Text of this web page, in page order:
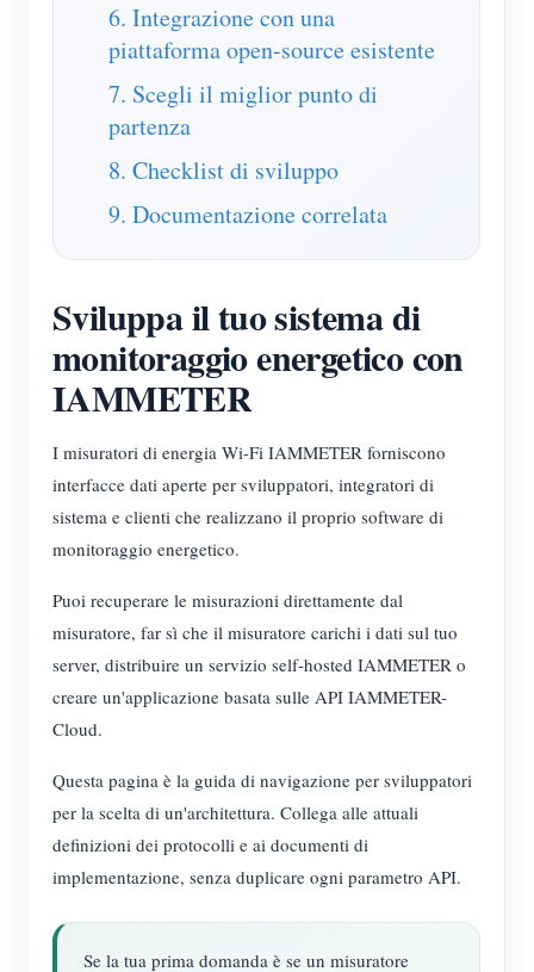
6. Integrazione con una
piattaforma open-source esistente
7. Scegli il miglior punto di
partenza
8. Checklist di sviluppo
9. Documentazione correlata
Sviluppa il tuo sistema di
monitoraggio energetico con
IAMMETER
I misuratori di energia Wi-Fi IAMMETER forniscono
interfacce dati aperte per sviluppatori, integratori di
sistema e clienti che realizzano il proprio software di
monitoraggio energetico.
Puoi recuperare le misurazioni direttamente dal
misuratore, far sì che il misuratore carichi i dati sul tuo
server, distribuire un servizio self-hosted IAMMETER o
creare un'applicazione basata sulle API IAMMETER-
Cloud.
Questa pagina è la guida di navigazione per sviluppatori
per la scelta di un'architettura. Collega alle attuali
definizioni dei protocolli e ai documenti di
implementazione, senza duplicare ogni parametro API.
Se la tua prima domanda è se un misuratore